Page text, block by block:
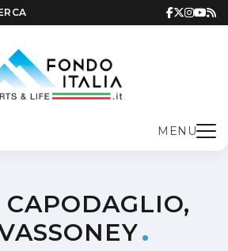
MENU
CAPODAGLIO,